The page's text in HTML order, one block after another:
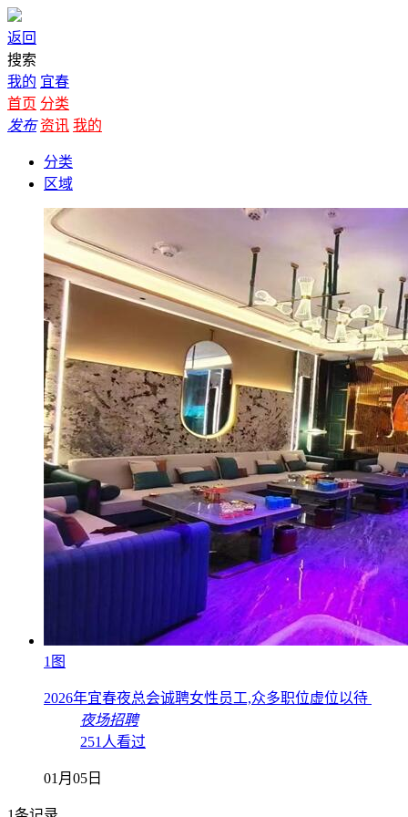
返回
搜索
我的 宜春
首页 分类
发布 资讯 我的
分类
区域
1图
2026年宜春夜总会诚聘女性员工,众多职位虚位以待
夜场招聘
251人看过
01月05日